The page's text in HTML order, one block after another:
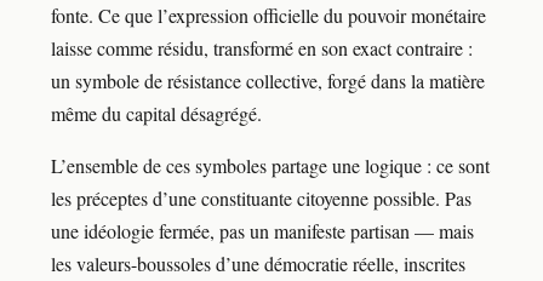
fonte. Ce que l’expression officielle du pouvoir monétaire
laisse comme résidu, transformé en son exact contraire :
un symbole de résistance collective, forgé dans la matière
même du capital désagrégé.
L’ensemble de ces symboles partage une logique : ce sont
les préceptes d’une constituante citoyenne possible. Pas
une idéologie fermée, pas un manifeste partisan — mais
les valeurs-boussoles d’une démocratie réelle, inscrites